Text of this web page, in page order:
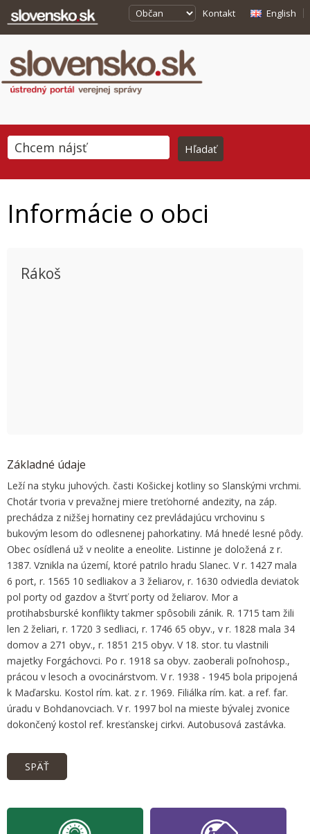
Kontakt English
Informácie o obci
Rákoš
Základné údaje
Leží na styku juhových. časti Košickej kotliny so Slanskými vrchmi.
Chotár tvoria v prevažnej miere treťohorné andezity, na záp.
prechádza z nižšej hornatiny cez prevládajúcu vrchovinu s
bukovým lesom do odlesnenej pahorkatiny. Má hnedé lesné pôdy.
Obec osídlená už v neolite a eneolite. Listinne je doložená z r.
1387. Vznikla na území, ktoré patrilo hradu Slanec. V r. 1427 mala
6 port, r. 1565 10 sedliakov a 3 želiarov, r. 1630 odviedla deviatok
pol porty od gazdov a štvrť porty od želiarov. Mor a
protihabsburské konflikty takmer spôsobili zánik. R. 1715 tam žili
len 2 želiari, r. 1720 3 sedliaci, r. 1746 65 obyv., v r. 1828 mala 34
domov a 271 obyv., r. 1851 215 obyv. V 18. stor. tu vlastnili
majetky Forgáchovci. Po r. 1918 sa obyv. zaoberali poľnohosp.,
prácou v lesoch a ovocinárstvom. V r. 1938 - 1945 bola pripojená
k Maďarsku. Kostol rím. kat. z r. 1969. Filiálka rím. kat. a ref. far.
úradu v Bohdanovciach. V r. 1997 bol na mieste bývalej zvonice
dokončený kostol ref. kresťanskej cirkvi. Autobusová zastávka.
SPÄŤ